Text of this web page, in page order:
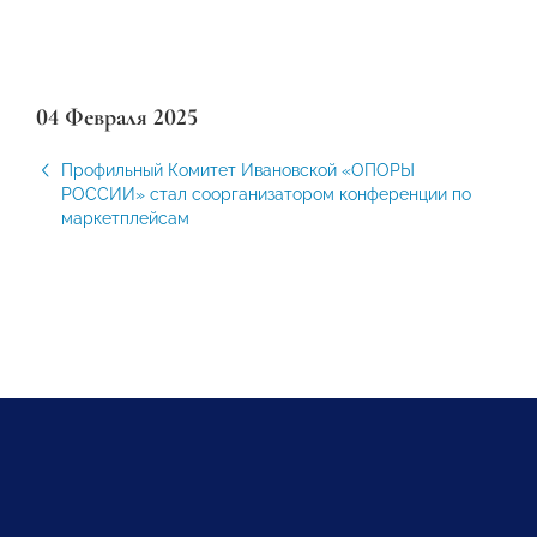
04 Февраля 2025
Профильный Комитет Ивановской «ОПОРЫ
РОССИИ» стал соорганизатором конференции по
маркетплейсам